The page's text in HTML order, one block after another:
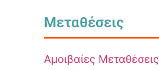
Μεταθέσεις
Αμοιβαίες Μεταθέσεις